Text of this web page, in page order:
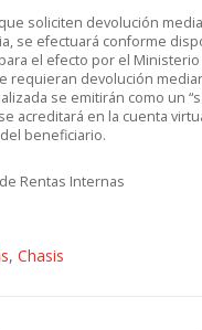
soliciten devolución
se efectuará conforme
el efecto por el Ministerio
requieran devolución
se emitirán como un
acreditará en la cuenta
beneficiario.
Rentas Internas
, Chasis